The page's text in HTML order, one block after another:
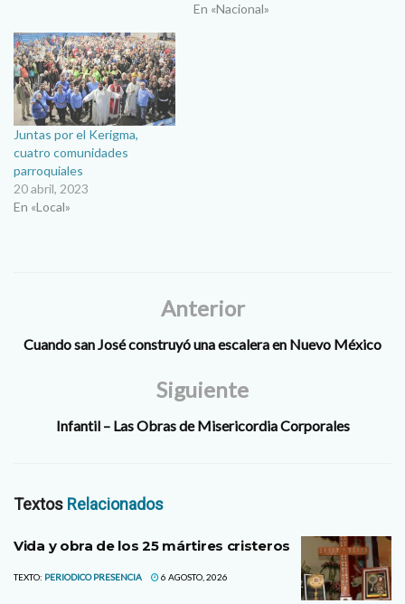
En «Nacional»
Juntas por el Kerigma,
cuatro comunidades
parroquiales
20 abril, 2023
En «Local»
Anterior
Cuando san José construyó una escalera en Nuevo México
Siguiente
Infantil – Las Obras de Misericordia Corporales
Textos Relacionados
Vida y obra de los 25 mártires cristeros
TEXTO: PERIODICO PRESENCIA 6 AGOSTO, 2026